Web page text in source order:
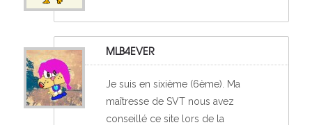
MLB4EVER
Je suis en sixième (6ème). Ma
maîtresse de SVT nous avez
conseillé ce site lors de la